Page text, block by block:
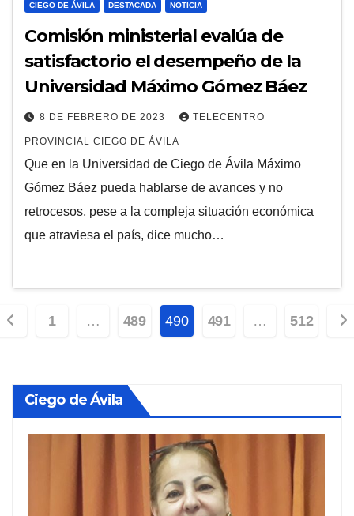
CIEGO DE ÁVILA DESTACADA NOTICIA
Comisión ministerial evalúa de
satisfactorio el desempeño de la
Universidad Máximo Gómez Báez
8 DE FEBRERO DE 2023 TELECENTRO
PROVINCIAL CIEGO DE ÁVILA
Que en la Universidad de Ciego de Ávila Máximo
Gómez Báez pueda hablarse de avances y no
retrocesos, pese a la compleja situación económica
que atraviesa el país, dice mucho…
1 … 489 490 491 … 512
Ciego de Ávila